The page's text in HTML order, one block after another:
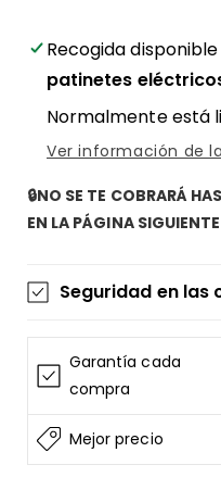
eléctrico
Ecoxtrem
Bison
-
manillar
volverá
a
eléctrico
Ecoxtrem
Bison
-
manillar
volverá
a
Recogida
patinetes
Normalmente está
Ver información de
🔒NO SE TE COBRARÁ
EN LA PÁGINA SIGUIENTE
Seguridad en las
La información
segura y sin riesgos
AF SCOOTERS
Datos para la
Todos los datos
AF SCOOTERS
Garantía cada
compra
Mejor precio